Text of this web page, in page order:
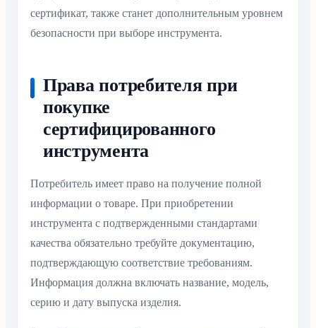
сертификат, также станет дополнительным уровнем
безопасности при выборе инструмента.
Права потребителя при
покупке
сертифицированного
инструмента
Потребитель имеет право на получение полной
информации о товаре. При приобретении
инструмента с подтвержденными стандартами
качества обязательно требуйте документацию,
подтверждающую соответствие требованиям.
Информация должна включать название, модель,
серию и дату выпуска изделия.